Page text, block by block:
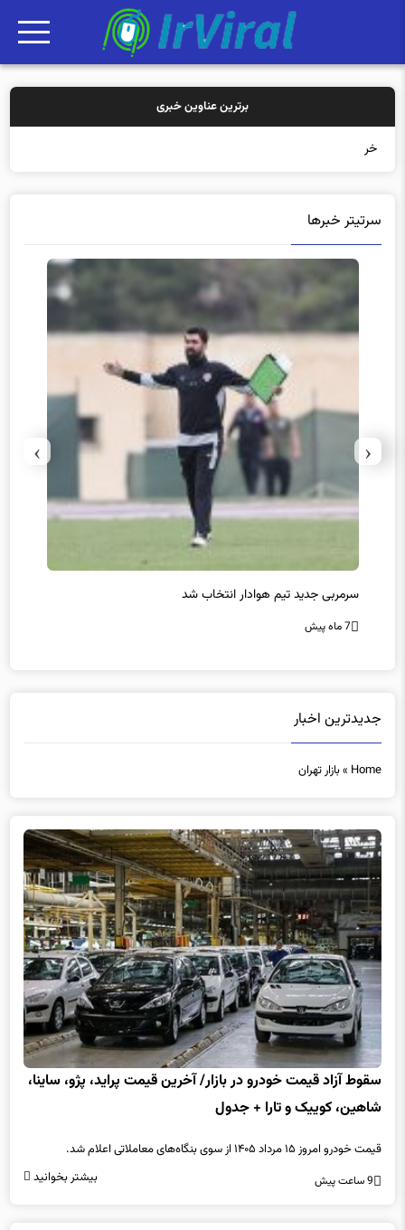
برترین عناوین خبری
خرید بیمه: سنتی یا آنلاین؟
سرتیتر خبرها
سرمربی جدید تیم هوادار انتخاب شد
7 ماه پیش
‹
›
جدیدترین اخبار
Home
»بازار تهران
سقوط آزاد قیمت خودرو در بازار/ آخرین قیمت پراید، پژو، ساینا،
شاهین، کوییک و تارا + جدول
قیمت خودرو امروز ۱۵ مرداد ۱۴۰۵ از سوی بنگاه‌های معاملاتی اعلام شد.
9 ساعت پیش بیشتر بخوانید